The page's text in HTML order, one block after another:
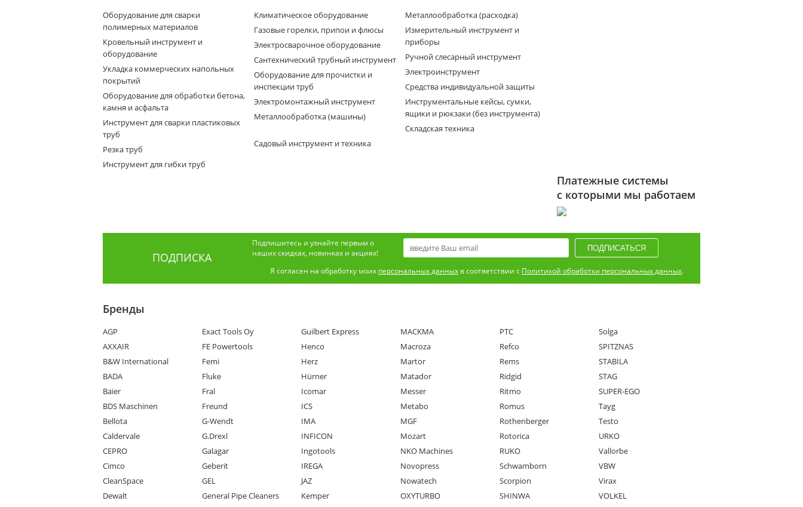
Оборудование для сварки
полимерных материалов
Кровельный инструмент и
оборудование
Укладка коммерческих напольных
покрытий
Оборудование для обработки бетона,
камня и асфальта
Инструмент для сварки пластиковых
труб
Резка труб
Инструмент для гибки труб
Климатическое оборудование
Газовые горелки, припои и флюсы
Электросварочное оборудование
Сантехнический трубный инструмент
Оборудование для прочистки и
инспекции труб
Электромонтажный инструмент
Металлообработка (машины)
Металлообработка (расходка)
Измерительный инструмент и
приборы
Ручной слесарный инструмент
Электроинструмент
Средства индивидуальной защиты
Инструментальные кейсы, сумки,
ящики и рюкзаки (без инструмента)
Складская техника
Садовый инструмент и техника
Платежные системы
с которыми мы работаем
ПОДПИСКА
Подпишитесь и узнайте первым о
наших скидках, новинках и акциях!
Я согласен на обработку моих персональных данных в соответствии с Политикой обработки персональных данных.
Бренды
AGP
AXXAIR
B&W International
BADA
Baier
BDS Maschinen
Bellota
Caldervale
CEPRO
Cimco
CleanSpace
Dewalt
Exact Tools Oy
FE Powertools
Femi
Fluke
Fral
Freund
G-Wendt
G.Drexl
Galagar
Geberit
GEL
General Pipe Cleaners
Guilbert Express
Henco
Herz
Hürner
Icomar
ICS
IMA
INFICON
Ingotools
IREGA
JAZ
Kemper
MACKMA
Macroza
Martor
Matador
Messer
Metabo
MGF
Mozart
NKO Machines
Novopress
Nowatech
OXYTURBO
PTC
Refco
Rems
Ridgid
Ritmo
Romus
Rothenberger
Rotorica
RUKO
Schwamborn
Scorpion
SHINWA
Solga
SPITZNAS
STABILA
STAG
SUPER-EGO
Tayg
Testo
URKO
Vallorbe
VBW
Virax
VOLKEL